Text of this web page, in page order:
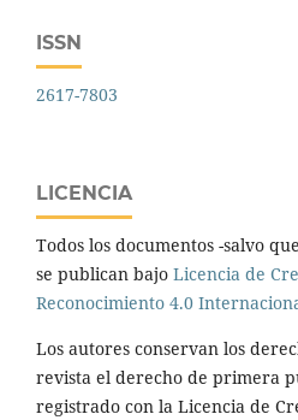
ISSN
2617-7803
LICENCIA
Todos los documentos -salvo
se publican bajo Licencia de
Reconocimiento 4.0
Los autores conservan los
revista el derecho de primera
registrado con la Licencia de